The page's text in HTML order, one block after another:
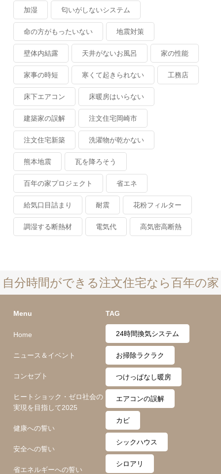
加湿 匂いがしないシステム
命の方がもったいない 地震対策
壁体内結露 天井がないお風呂 家の性能
家事の時短 寒くて起きられない 工務店
床下エアコン 床暖房はいらない
建築家の誤解 注文住宅岡崎市
注文住宅新築 洗濯物が乾かない
熊本地震 瓦を降ろそう
百年の家プロジェクト 省エネ
給気口目詰まり 耐震 花粉フィルター
調湿する断熱材 電気代 高気密高断熱
自分時間ができる注文住宅なら百年の家
Menu
Home
ニュース＆イベント
コンセプト
ヒートショック・ゼロ社会の
実現を目指して2025
健康への誓い
安全への誓い
省エネルギーへの誓い
TAG
24時間換気システム
お掃除ラクラク
つけっぱなし暖房
エアコンの誤解
カビ
シックハウス
シロアリ